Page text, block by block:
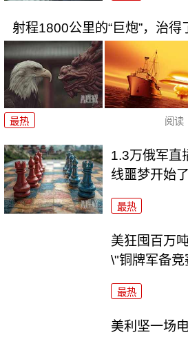
射程1800公里的“巨炮”，治得
最热 阅读
1.3万俄军直
线噩梦开始了
最热
美狂囤百万
\"铜牌军备竞
最热
美利坚一场